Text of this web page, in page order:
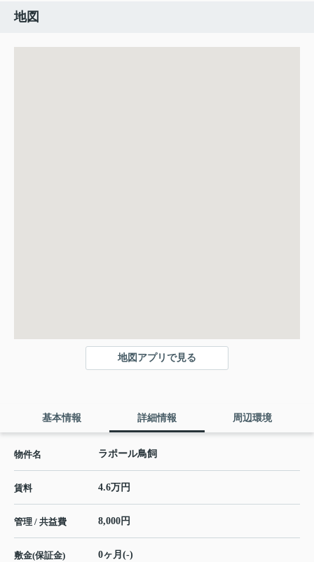
地図
地図アプリで見る
基本情報 詳細情報 周辺環境
物件名 ラポール鳥飼
賃料 4.6万円
管理 / 共益費 8,000円
敷金(保証金) 0ヶ月(-)